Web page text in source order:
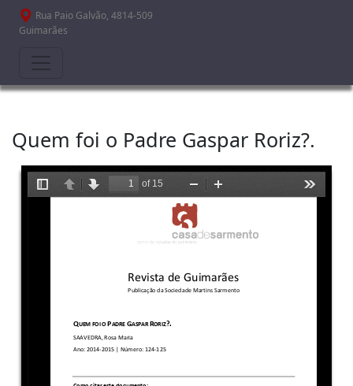
Passar para o conteúdo principal
Rua Paio Galvão, 4814-509
Guimarães
Quem foi o Padre Gaspar Roriz?.